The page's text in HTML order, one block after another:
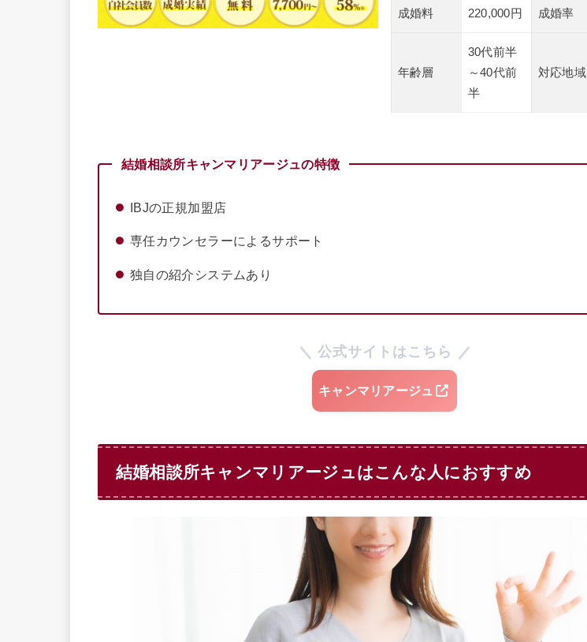
成婚料 220,000円 成婚率
年齢層
30代前半
～40代前
半
対応地域
結婚相談所キャンマリアージュの特徴
IBJの正規加盟店
専任カウンセラーによるサポート
独自の紹介システムあり
公式サイトはこちら
キャンマリアージュ
結婚相談所キャンマリアージュはこんな人におすすめ